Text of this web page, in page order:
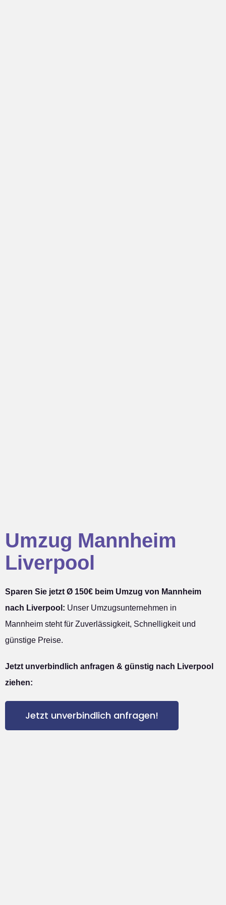
Umzug Mannheim
Liverpool
Sparen Sie jetzt Ø 150€ beim Umzug von Mannheim
nach Liverpool: Unser Umzugsunternehmen in
Mannheim steht für Zuverlässigkeit, Schnelligkeit und
günstige Preise.
Jetzt unverbindlich anfragen & günstig nach Liverpool
ziehen:
Jetzt unverbindlich anfragen!